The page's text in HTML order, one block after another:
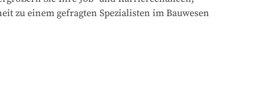
zu einem gefragten Spezialisten im Bauwesen